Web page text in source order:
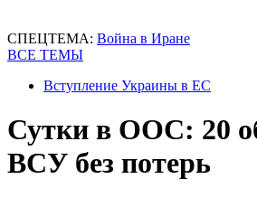
СПЕЦТЕМА: Война в Иране
ВСЕ ТЕМЫ
Вступление Украины в ЕС
Сутки в ООС: 20
ВСУ без потерь